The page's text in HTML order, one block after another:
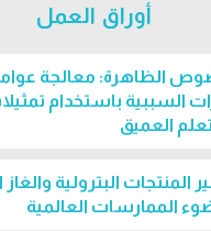
أوراق العمل
الظاهرة: معالجة
السببية باستخدام
العميق
المنتجات البترولية
الممارسات العالمية